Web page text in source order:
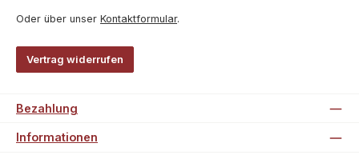
Oder über unser Kontaktformular.
Vertrag widerrufen
Bezahlung
Informationen